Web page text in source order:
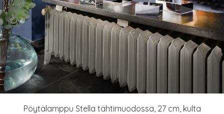
Pöytälamppu Stella tähtimuodossa, 27 cm, kulta